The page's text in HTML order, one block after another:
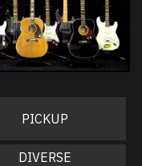
PICKUP
DIVERSE